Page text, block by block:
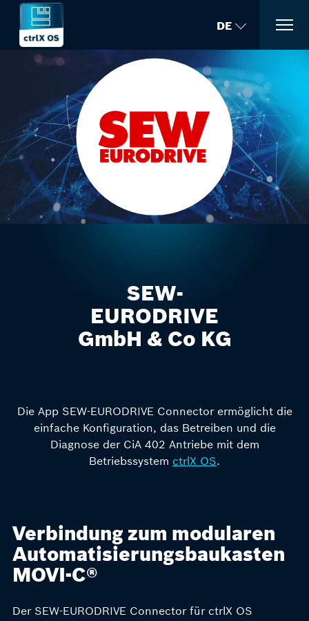
DE
SEW-
EURODRIVE
GmbH & Co KG
Die App SEW-EURODRIVE Connector ermöglicht die
einfache Konfiguration, das Betreiben und die
Diagnose der CiA 402 Antriebe mit dem
Betriebssystem ctrlX OS.
Verbindung zum modularen
Automatisierungsbaukasten
MOVI-C®
Der SEW-EURODRIVE Connector für ctrlX OS